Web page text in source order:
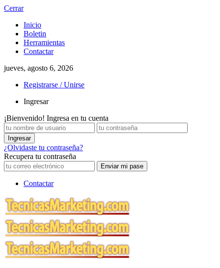
Cerrar
Inicio
Boletin
Herramientas
Contactar
jueves, agosto 6, 2026
Registrarse / Unirse
Ingresar
¡Bienvenido! Ingresa en tu cuenta
¿Olvidaste tu contraseña?
Recupera tu contraseña
Contactar